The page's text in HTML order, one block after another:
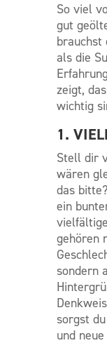
So viel
gut
brauchst
als die
zeigt,
wichtig
1.
Stell dir
wären
das
ein
gehören
sondern
sorgst
und